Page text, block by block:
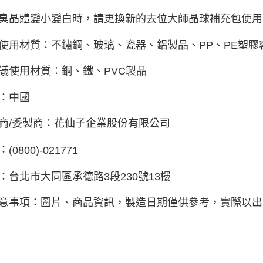
晶體變小變白時，請更換新的去位大師晶球補充包使用
用材質：不鏽鋼、玻璃、瓷器、鋁製品、 PP 、 PE塑膠
使用材質：銅、鐵、 PVC製品
中國
/委製商：花仙子企業股份有限公司
(0800)-021771
台北市大同區承德路3段230號13樓
事項：圖片、商品資訊，製造日期僅供參考，實際以